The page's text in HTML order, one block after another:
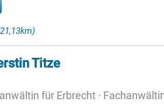
Titze
für Erbrecht ·